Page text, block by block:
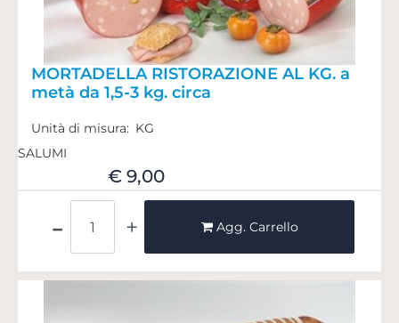
MORTADELLA RISTORAZIONE AL KG. a
metà da 1,5-3 kg. circa
Unità di misura: KG
SALUMI
€ 9,00
Agg. Carrello